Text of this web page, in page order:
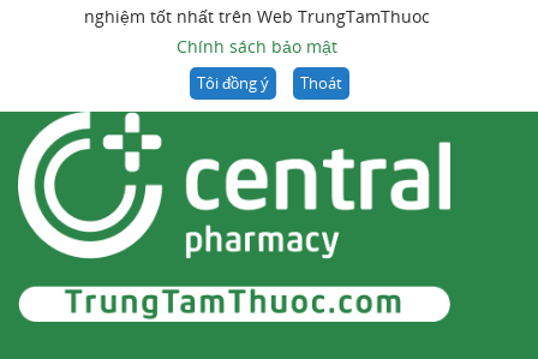
nghiệm tốt nhất trên Web TrungTamThuoc
Chính sách bảo mật
Tôi đồng ý Thoát